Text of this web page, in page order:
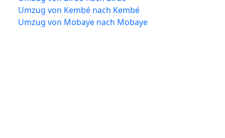
Umzug von Kembé nach Kembé
Umzug von Mobaye nach Mobaye